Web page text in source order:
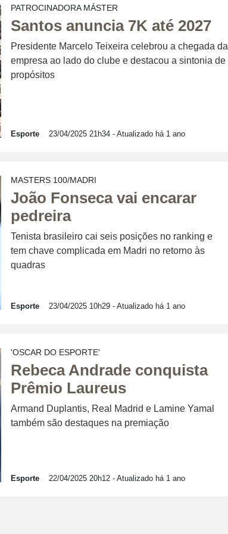
PATROCINADORA MÁSTER
Santos anuncia 7K até 2027
Presidente Marcelo Teixeira celebrou a chegada da
empresa ao lado do clube e destacou a sintonia de
propósitos
Esporte 23/04/2025 21h34 - Atualizado há 1 ano
MASTERS 100/MADRI
João Fonseca vai encarar
pedreira
Tenista brasileiro cai seis posições no ranking e
tem chave complicada em Madri no retorno às
quadras
Esporte 23/04/2025 10h29 - Atualizado há 1 ano
'OSCAR DO ESPORTE'
Rebeca Andrade conquista
Prêmio Laureus
Armand Duplantis, Real Madrid e Lamine Yamal
também são destaques na premiação
Esporte 22/04/2025 20h12 - Atualizado há 1 ano